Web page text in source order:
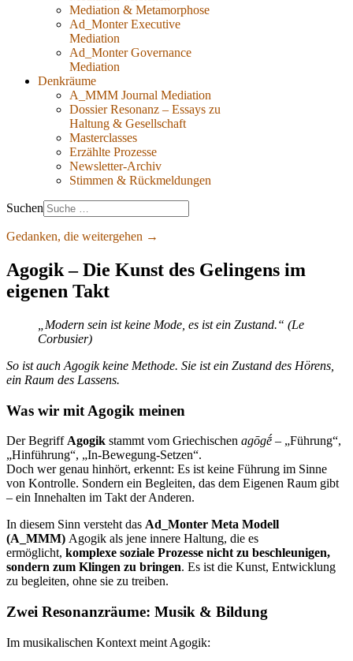
Mediation & Metamorphose
Ad_Monter Executive
Mediation
Ad_Monter Governance
Mediation
Denkräume
A_MMM Journal Mediation
Dossier Resonanz – Essays zu
Haltung & Gesellschaft
Masterclasses
Erzählte Prozesse
Newsletter-Archiv
Stimmen & Rückmeldungen
Suchen
Gedanken, die weitergehen →
Agogik – Die Kunst des Gelingens im
eigenen Takt
„Modern sein ist keine Mode, es ist ein Zustand.“ (Le
Corbusier)
So ist auch Agogik keine Methode. Sie ist ein Zustand des Hörens,
ein Raum des Lassens.
Was wir mit Agogik meinen
Der Begriff Agogik stammt vom Griechischen agōgḗ– „Führung“,
„Hinführung“, „In-Bewegung-Setzen“.
Doch wer genau hinhört, erkennt: Es ist keine Führung im Sinne
von Kontrolle. Sondern ein Begleiten, das dem Eigenen Raum gibt
– ein Innehalten im Takt der Anderen.
In diesem Sinn versteht das Ad_Monter Meta Modell
(A_MMM) Agogik als jene innere Haltung, die es
ermöglicht, komplexe soziale Prozesse nicht zu beschleunigen,
sondern zum Klingen zu bringen. Es ist die Kunst, Entwicklung
zu begleiten, ohne sie zu treiben.
Zwei Resonanzräume: Musik & Bildung
Im musikalischen Kontext meint Agogik: